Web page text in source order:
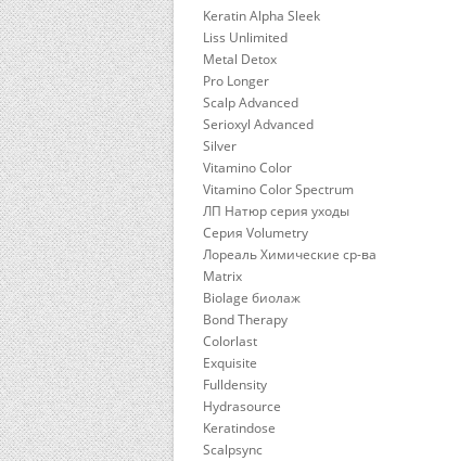
Keratin Alpha Sleek
Liss Unlimited
Metal Detox
Pro Longer
Scalp Advanced
Serioxyl Advanced
Silver
Vitamino Color
Vitamino Color Spectrum
ЛП Натюр серия уходы
Серия Volumetry
Лореаль Химические ср-ва
Matrix
Biolage биолаж
Bond Therapy
Colorlast
Exquisite
Fulldensity
Hydrasource
Keratindose
Scalpsync